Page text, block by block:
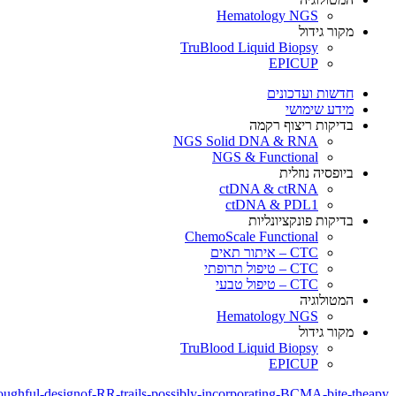
Hematology NGS
מקור גידול
TruBlood Liquid Biopsy
EPICUP
חדשות ועדכונים
מידע שימושי
בדיקות ריצוף רקמה
NGS Solid DNA & RNA
NGS & Functional
ביופסיה נוזלית
ctDNA & ctRNA
ctDNA & PDL1
בדיקות פונקציונליות
ChemoScale Functional
CTC – איתור תאים
CTC – טיפול תרופתי
CTC – טיפול טבעי
המטולוגיה
Hematology NGS
מקור גידול
TruBlood Liquid Biopsy
EPICUP